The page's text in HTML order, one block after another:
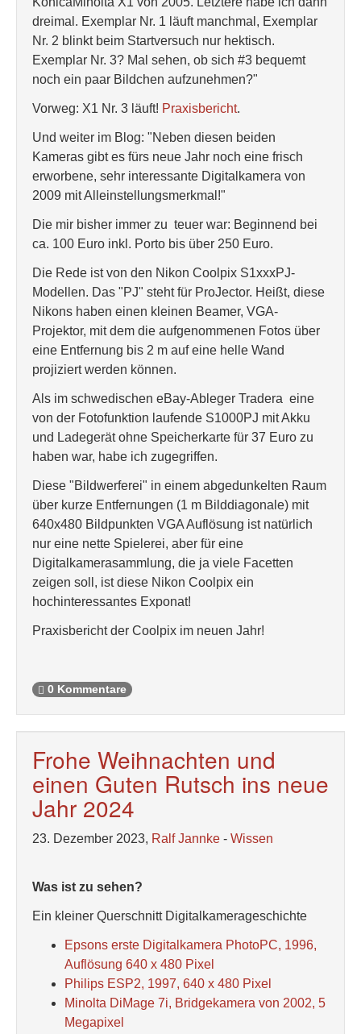
dreimal. Exemplar Nr. 1 läuft manchmal, Exemplar
Nr. 2 blinkt beim Startversuch nur hektisch.
Exemplar Nr. 3? Mal sehen, ob sich #3 bequemt
noch ein paar Bildchen aufzunehmen?"
Vorweg: X1 Nr. 3 läuft! Praxisbericht.
Und weiter im Blog: "Neben diesen beiden
Kameras gibt es fürs neue Jahr noch eine frisch
erworbene, sehr interessante Digitalkamera von
2009 mit Alleinstellungsmerkmal!"
Die mir bisher immer zu teuer war: Beginnend bei
ca. 100 Euro inkl. Porto bis über 250 Euro.
Die Rede ist von den Nikon Coolpix S1xxxPJ-
Modellen. Das "PJ" steht für ProJector. Heißt, diese
Nikons haben einen kleinen Beamer, VGA-
Projektor, mit dem die aufgenommenen Fotos über
eine Entfernung bis 2 m auf eine helle Wand
projiziert werden können.
Als im schwedischen eBay-Ableger Tradera eine
von der Fotofunktion laufende S1000PJ mit Akku
und Ladegerät ohne Speicherkarte für 37 Euro zu
haben war, habe ich zugegriffen.
Diese "Bildwerferei" in einem abgedunkelten Raum
über kurze Entfernungen (1 m Bilddiagonale) mit
640x480 Bildpunkten VGA Auflösung ist natürlich
nur eine nette Spielerei, aber für eine
Digitalkamerasammlung, die ja viele Facetten
zeigen soll, ist diese Nikon Coolpix ein
hochinteressantes Exponat!
Praxisbericht der Coolpix im neuen Jahr!
0 Kommentare
Frohe Weihnachten und
einen Guten Rutsch ins neue
Jahr 2024
23. Dezember 2023, Ralf Jannke - Wissen
Was ist zu sehen?
Ein kleiner Querschnitt Digitalkamerageschichte
Epsons erste Digitalkamera PhotoPC, 1996,
Auflösung 640 x 480 Pixel
Philips ESP2, 1997, 640 x 480 Pixel
Minolta DiMage 7i, Bridgekamera von 2002, 5
Megapixel